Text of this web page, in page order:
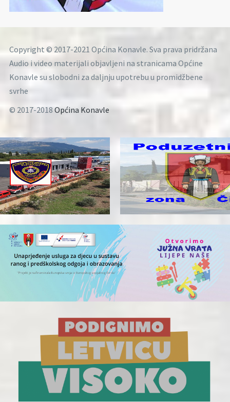
Copyright © 2017-2021 Općina Konavle. Sva prava pridržana
Audio i video materijali objavljeni na stranicama Općine
Konavle su slobodni za daljnju upotrebu u promidžbene
svrhe
© 2017-2018Općina Konavle